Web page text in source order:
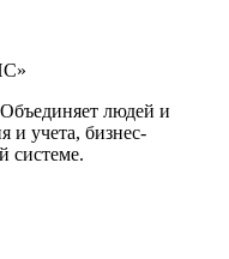
людей и
и учета, бизнес-
системе.